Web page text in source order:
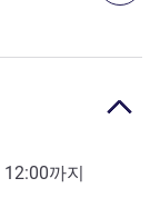
12:00까지